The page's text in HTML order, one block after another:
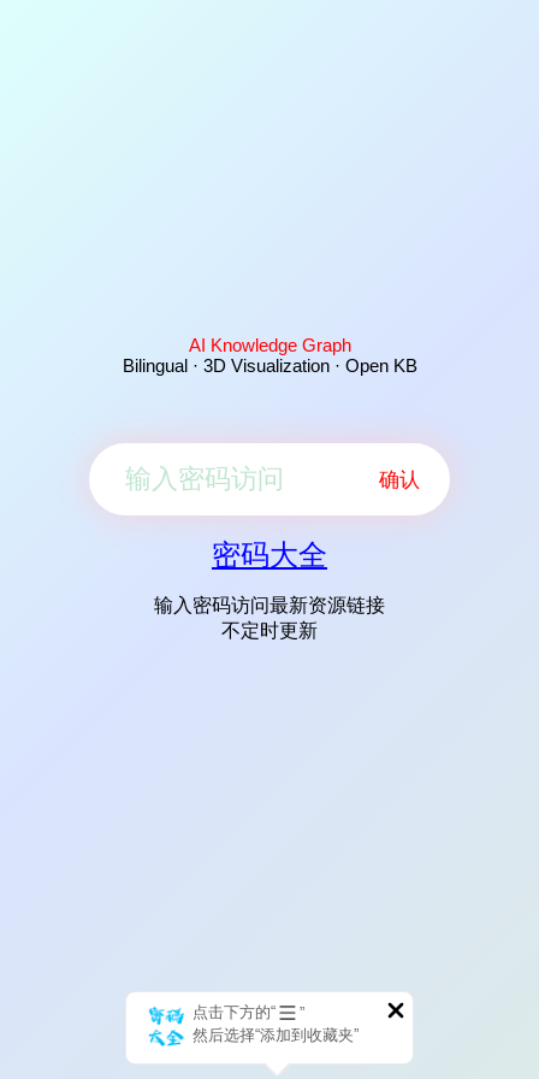
AI Knowledge Graph
Bilingual · 3D Visualization · Open KB
确认
密码大全
输入密码访问最新资源链接
不定时更新
点击下方的“
”
然后选择“添加到收藏夹”